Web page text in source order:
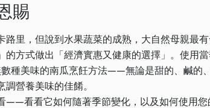
賜
里，但說到水果蔬菜的成熟，大自然母親最有
方式做出「經濟實惠又健康的選擇」。使用
種美味的南瓜烹飪方法——無論是甜的、鹹的
營養美味的佳餚。
——看看它如何隨著季節變化，以及如何使用